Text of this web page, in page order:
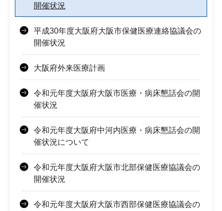
開催状況
平成30年度大阪府大阪市保健医療連絡協議会の
開催状況
大阪府外来医療計画
令和元年度大阪府大阪市医療・病床懇話会の開
催状況
令和元年度大阪府中河内医療・病床懇話会の開
催状況について
令和元年度大阪府大阪市北部保健医療協議会の
開催状況
令和元年度大阪府大阪市西部保健医療協議会の